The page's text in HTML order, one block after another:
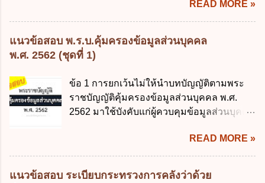
ข้อใด ก. การจัดเก็บหรือหารายได้ ข. การ
จัดสรรงบประมาณรายจ่าย ค. การจัดทำงบ
ประมาณ ง. การก่...
จ่ายงบประมาณให้เกิดความคุ้มค่าและเป็นไป
ตามเป้าหมาย ข้อ 3 ข้อใดกล่าวได้ถูกต้องที่สุด
รมาภิบาลข้อมูลภาครัฐ ข. เป็นศูนย์แลกเปลี่ยน
ข้อมูลกลาง ค. กำหนดสิทธิ หน้าที่ และความ
รับผิดชอบในการบริหารจัดการข้อมูลของ
การบริหารงานภาครัฐและการจัดทำบริการ
สาธารณะในรูปแบบดิจิทัล ข้อ 4 กรรมการ
พัฒนารัฐบาลดิจิทัลโดยตำแหน่ง ม...
เรื่อง หลักเกณฑ์และวิธีการปฏิบัติสำหรับผู้ที่
มิใช่ผู้ปกครองซึ่งมีเด็กที่มีอายุในเกณฑ์การ
ศึกษาภาคบังคับอาศัยอยู่" ออกตามความใน
พระราชบัญญัติการศึกษาภาคบังคับ พ.ศ.
2545 ซึ่งเป็นกฎหมายที่มีโทษทางอาญา โดย
มีสาระสำคัญดังนี้ 1. คำว่า "เด็ก" หมายถึง เด็ก
ซึ่งมีอายุย่างเข้าปีที่ 7 จนถึงอายุย่างเข้าปีที่ 16
เว้นแต่เด็กที่สอบได้ชั้นปีที่ 9 ของการศึกษา
ภาคบังคับแล้ว 2. ผู้ปกครอง คือ 2.1 บิดา
มารดา 2.2 บิดาหรือมารดา ซึ่งเป็นผู้ใช้
อยู่ด้วยเป็นประจำหรือที่เด็กอยู่รับใช้การงาน
READ MORE »
แนวข้อสอบ พ.ร.บ.คุ้มครองข้อมูลส่วนบุคคล
พ.ศ. 2562 (ชุดที่ 1)
ข้อ 1 การยกเว้นไม่ให้นำบทบัญญัติตามพระ
ราชบัญญัติคุ้มครองข้อมูลส่วนบุคคล พ.ศ.
2562 มาใช้บังคับแก่ผู้ควบคุมข้อมูลส่วนบุคคล
ข. พระราชกำหนด ค. พระราชกฤษฎีกา ง. กฎ
กระทรวง ข้อ 2 กฎหมายตามข้อ 1 กำหนด
หน่วยงานและกิจการใดที่ผู้ควบคุมข้อมูลส่วน
READ MORE »
แนวข้อสอบ ระเบียบกระทรวงการคลังว่าด้วย